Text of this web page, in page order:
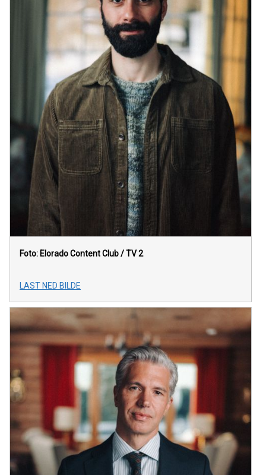
Foto: Elorado Content Club / TV 2
LAST NED BILDE